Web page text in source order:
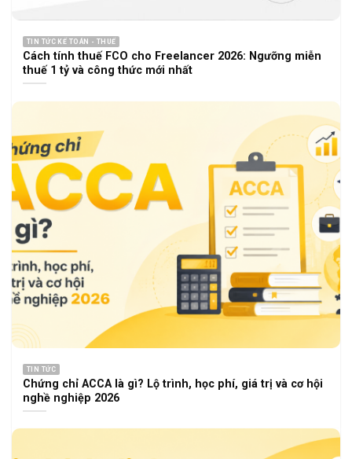
TIN TỨC KẾ TOÁN - THUẾ
Cách tính thuế FCO cho Freelancer 2026: Ngưỡng miễn
thuế 1 tỷ và công thức mới nhất
TIN TỨC
Chứng chỉ ACCA là gì? Lộ trình, học phí, giá trị và cơ hội
nghề nghiệp 2026